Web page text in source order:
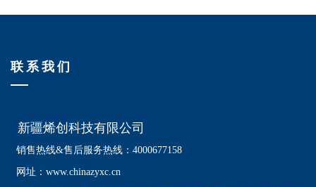
联系我们
新疆烯创科技有限公司
销售热线&售后服务热线：4000677158
网址：www.chinazyxc.cn